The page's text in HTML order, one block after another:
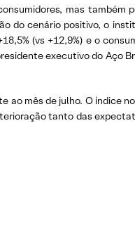
mas também
do cenário positivo, o
(vs +12,9%) e o
executivo do Aço
ao mês de julho. O índice
tanto das